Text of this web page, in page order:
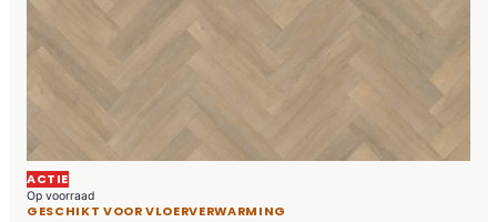
ACTIE
Op voorraad
GESCHIKT VOOR VLOERVERWARMING